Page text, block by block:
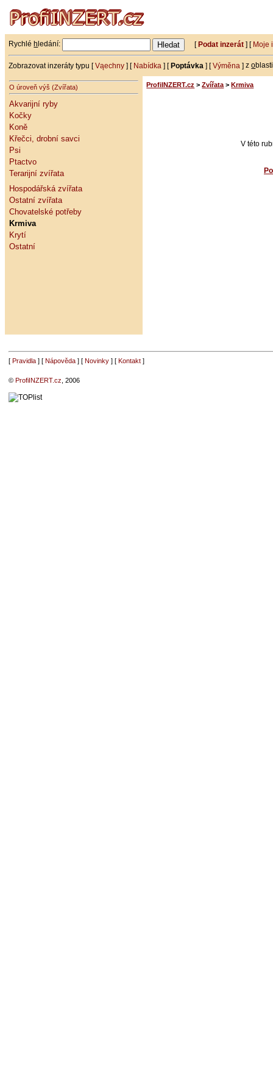
Rychlé h ledání: [Podat inzerát ] [ Moje
Zobrazovat inzeráty typu [Vąechny ] [ Nabídka ] [Poptávka ] [Výměna ]zo
O úroveň výš (Zvířata)
Akvarijní ryby
Kočky
Koně
Křečci, drobní savci
Psi
Ptactvo
Terarijní zvířata
Hospodářská zvířata
Ostatní zvířata
Chovatelské potřeby
Krmiva
Krytí
Ostatní
ProfiINZERT.cz >Zvířata > Krmiva
V této
[ Pravidla] [ Nápověda] [ Novinky] [ Kontakt]
© ProfiINZERT.cz , 2006